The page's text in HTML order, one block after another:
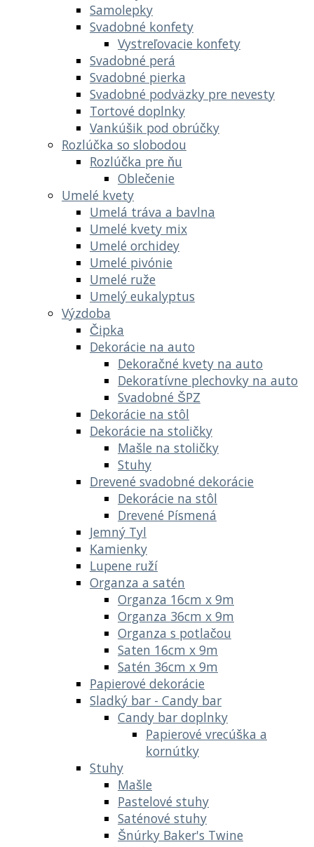
Samolepky
Svadobné konfety
Vystreľovacie konfety
Svadobné perá
Svadobné pierka
Svadobné podväzky pre nevesty
Tortové doplnky
Vankúšik pod obrúčky
Rozlúčka so slobodou
Rozlúčka pre ňu
Oblečenie
Umelé kvety
Umelá tráva a bavlna
Umelé kvety mix
Umelé orchidey
Umelé pivónie
Umelé ruže
Umelý eukalyptus
Výzdoba
Čipka
Dekorácie na auto
Dekoračné kvety na auto
Dekoratívne plechovky na auto
Svadobné ŠPZ
Dekorácie na stôl
Dekorácie na stoličky
Mašle na stoličky
Stuhy
Drevené svadobné dekorácie
Dekorácie na stôl
Drevené Písmená
Jemný Tyl
Kamienky
Lupene ruží
Organza a satén
Organza 16cm x 9m
Organza 36cm x 9m
Organza s potlačou
Saten 16cm x 9m
Satén 36cm x 9m
Papierové dekorácie
Sladký bar - Candy bar
Candy bar doplnky
Papierové vrecúška a
kornútky
Stuhy
Mašle
Pastelové stuhy
Saténové stuhy
Šnúrky Baker's Twine